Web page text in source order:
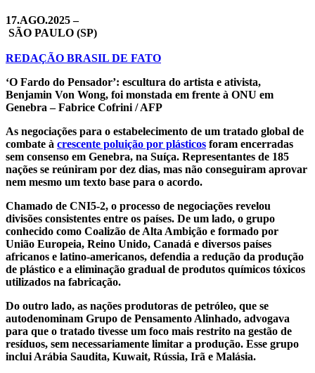
17.AGO.2025 –
SÃO PAULO (SP)
REDAÇÃO BRASIL DE FATO
‘O Fardo do Pensador’: escultura do artista e ativista,
Benjamin Von Wong, foi monstada em frente à ONU em
Genebra – Fabrice Cofrini / AFP
As negociações para o estabelecimento de um tratado global de
combate à crescente poluição por plásticos foram encerradas
sem consenso em Genebra, na Suíça. Representantes de 185
nações se reúniram por dez dias, mas não conseguiram aprovar
nem mesmo um texto base para o acordo.
Chamado de CNI5-2, o processo de negociações revelou
divisões consistentes entre os países. De um lado, o grupo
conhecido como Coalizão de Alta Ambição e formado por
União Europeia, Reino Unido, Canadá e diversos países
africanos e latino-americanos, defendia a redução da produção
de plástico e a eliminação gradual de produtos químicos tóxicos
utilizados na fabricação.
Do outro lado, as nações produtoras de petróleo, que se
autodenominam Grupo de Pensamento Alinhado, advogava
para que o tratado tivesse um foco mais restrito na gestão de
resíduos, sem necessariamente limitar a produção. Esse grupo
inclui Arábia Saudita, Kuwait, Rússia, Irã e Malásia.